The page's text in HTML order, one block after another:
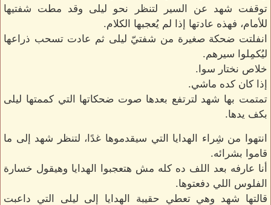
توقفت شهد عن السير لتنظر نحو ليلى وقد مطت شفتيها
للأمام، فهذه عادتها إذا لم يُعجبها الكلام.
انفلتت ضحكة صغيرة من شفتيّ ليلى ثم عادت تسحب ذراعها
ليُكمِلوا سيرهم.
خلاص نختار سوا.
إذا كان كده ماشي.
تمتمت بها شهد لترتفع بعدها صوت ضحكاتها التي كممتها ليلى
بكف يدها.
انتهوا من شِراء الهدايا التي سيقدموها غدًا، لتنظر شهد إلى ما
قاموا بشرائه.
أنا عارفه بعد اللف ده كله مش هتعجبوا الهدايا وهيقول خسارة
الفلوس اللي دفعتوها.
قالتها شهد وهي تعطي حقيبة الهدايا إلى ليلى التي داعبت